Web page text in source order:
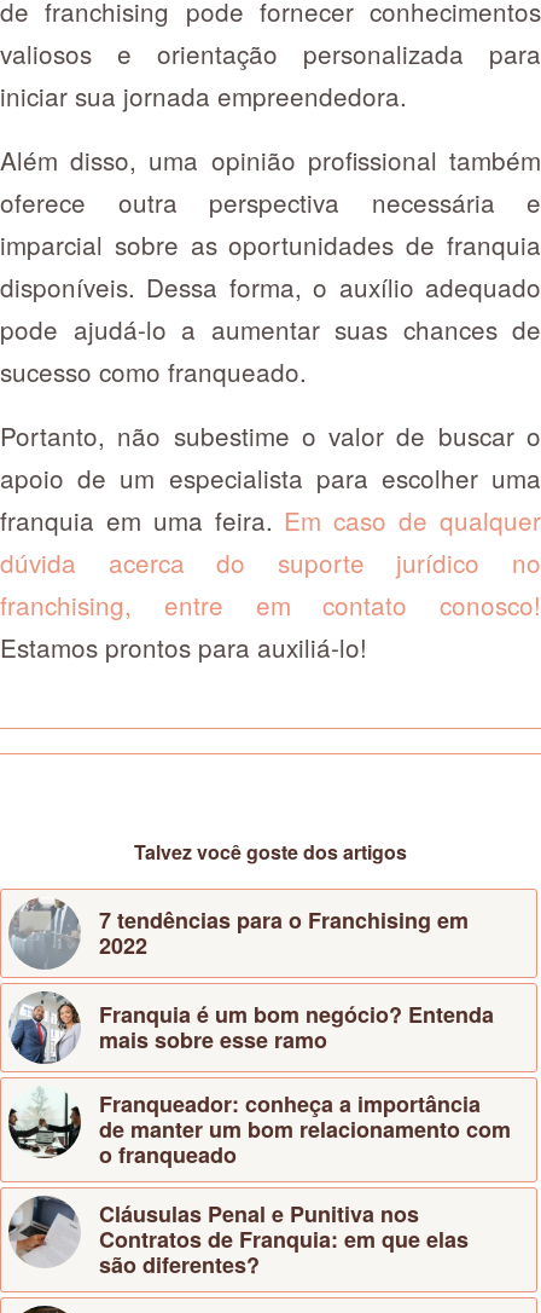
de franchising pode fornecer conhecimentos
valiosos e orientação personalizada para
iniciar sua jornada empreendedora.
Além disso, uma opinião profissional também
oferece outra perspectiva necessária e
imparcial sobre as oportunidades de franquia
disponíveis. Dessa forma, o auxílio adequado
pode ajudá-lo a aumentar suas chances de
sucesso como franqueado.
Portanto, não subestime o valor de buscar o
apoio de um especialista para escolher uma
franquia em uma feira. Em caso de qualquer
dúvida acerca do suporte jurídico no
franchising, entre em contato conosco!
Estamos prontos para auxiliá-lo!
Talvez você goste dos artigos
7 tendências para o Franchising em
2022
Franquia é um bom negócio? Entenda
mais sobre esse ramo
Franqueador: conheça a importância
de manter um bom relacionamento com
o franqueado
Cláusulas Penal e Punitiva nos
Contratos de Franquia: em que elas
são diferentes?